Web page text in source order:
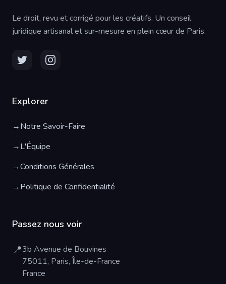
Le droit, revu et corrigé pour les créatifs. Un conseil
juridique artisanal et sur-mesure en plein cœur de Paris.
Explorer
→Notre Savoir-Faire
→L'Équipe
→Conditions Générales
→Politique de Confidentialité
Passez nous voir
📍3b Avenue de Bouvines
75011, Paris, Île-de-France
France